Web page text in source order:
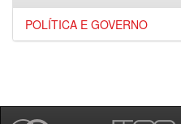
POLÍTICA E GOVERNO